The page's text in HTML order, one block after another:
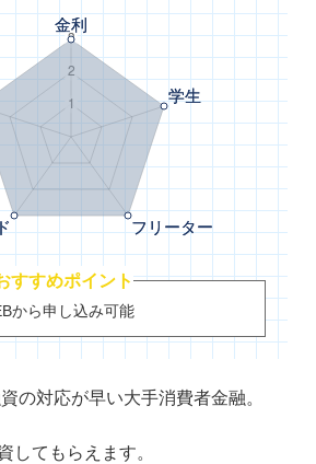
すめポイント
から申し込み可能
の対応が早い大手消費者金融。
してもらえます。